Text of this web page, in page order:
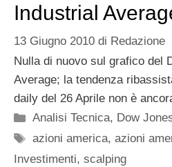
Industrial
13 Giugno 2010 di Redazione
Nulla di nuovo sul grafico del
Average; la tendenza
daily del 26 Aprile non è
Categorie
Analisi Tecnica, Dow
Tag
azioni america,azioni
Investimenti, scalping